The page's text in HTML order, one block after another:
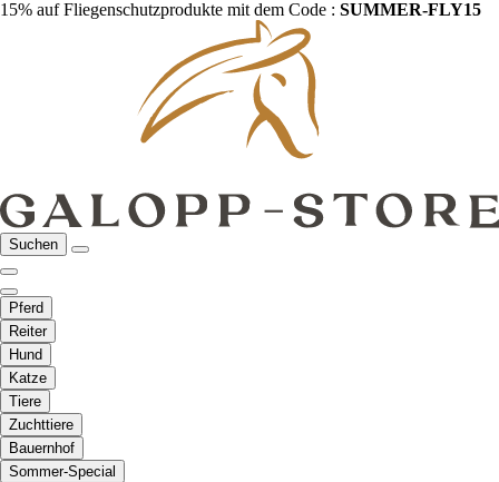
15% auf Fliegenschutzprodukte mit dem Code : SUMMER-FLY15
Suchen
Pferd
Reiter
Hund
Katze
Tiere
Zuchttiere
Bauernhof
Sommer-Special